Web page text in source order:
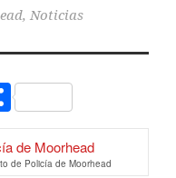
, Noticias
Compartir
de Policía de Moorhead